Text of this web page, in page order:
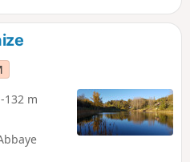
-132 m